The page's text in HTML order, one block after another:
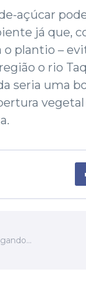
açúcar
já que,
o plantio –
o rio
seria uma